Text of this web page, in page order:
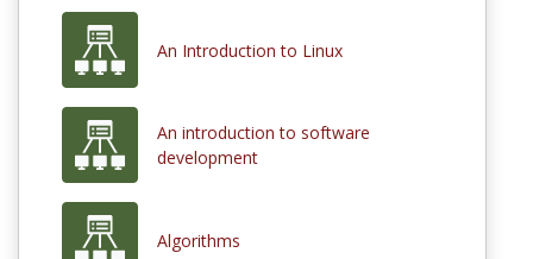
An Introduction to Linux
An introduction to software
development
Algorithms